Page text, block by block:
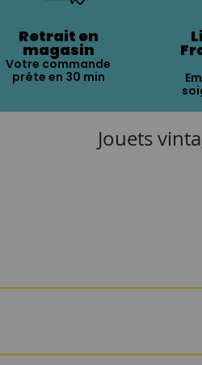
Retrait en
magasin
Votre commande
prête en 30 min
Jouets